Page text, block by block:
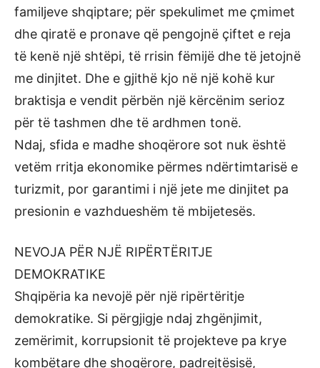
familjeve shqiptare; për spekulimet me çmimet
dhe qiratë e pronave që pengojnë çiftet e reja
të kenë një shtëpi, të rrisin fëmijë dhe të jetojnë
me dinjitet. Dhe e gjithë kjo në një kohë kur
braktisja e vendit përbën një kërcënim serioz
për të tashmen dhe të ardhmen tonë.
Ndaj, sfida e madhe shoqërore sot nuk është
vetëm rritja ekonomike përmes ndërtimtarisë e
turizmit, por garantimi i një jete me dinjitet pa
presionin e vazhdueshëm të mbijetesës.
NEVOJA PËR NJË RIPËRTËRITJE
DEMOKRATIKE
Shqipëria ka nevojë për një ripërtëritje
demokratike. Si përgjigje ndaj zhgënjimit,
zemërimit, korrupsionit të projekteve pa krye
kombëtare dhe shoqërore, padrejtësisë,